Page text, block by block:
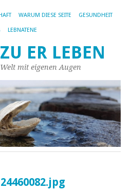
WARUM DIESE SEITE GESUNDHEIT
LEBNATENE
ER LEBEN
mit eigenen Augen